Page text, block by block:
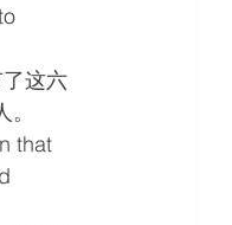
这六
that